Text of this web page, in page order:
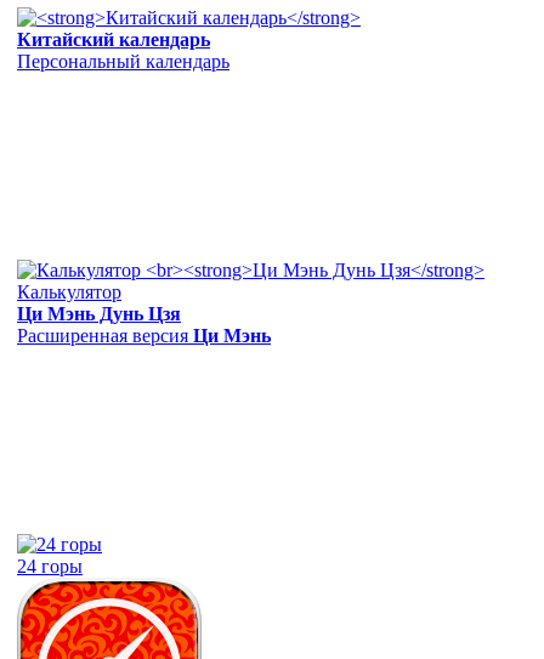
Китайский календарь
Персональный календарь
Калькулятор
Ци Мэнь Дунь Цзя
Расширенная версия Ци Мэнь
24 горы